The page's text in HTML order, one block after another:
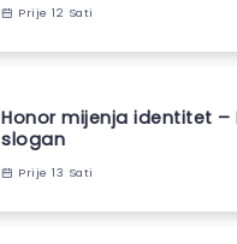
Prije 12 Sati
Honor mijenja identitet –
slogan
Prije 13 Sati